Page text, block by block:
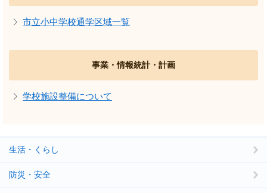
市立小中学校通学区域一覧
事業・情報統計・計画
学校施設整備について
生活・くらし
防災・安全